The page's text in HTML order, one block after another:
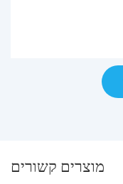
מוצרים קשורים